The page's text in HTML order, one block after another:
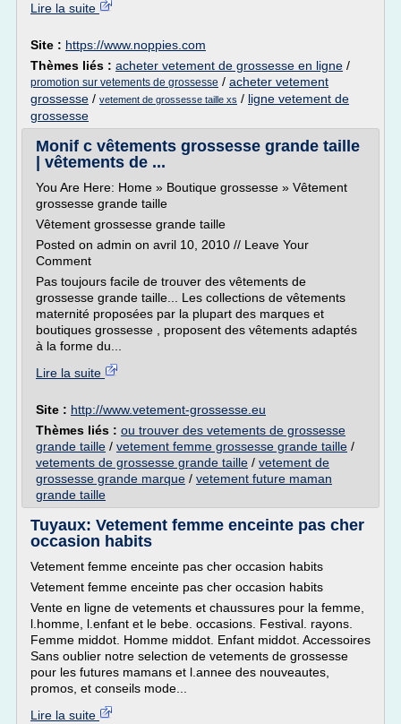
Lire la suite
Site : https://www.noppies.com
Thèmes liés : acheter vetement de grossesse en ligne /
promotion sur vetements de grossesse / acheter vetement
grossesse / vetement de grossesse taille xs / ligne vetement de
grossesse
Monif c vêtements grossesse grande taille
| vêtements de ...
You Are Here: Home » Boutique grossesse » Vêtement
grossesse grande taille
Vêtement grossesse grande taille
Posted on admin on avril 10, 2010 // Leave Your
Comment
Pas toujours facile de trouver des vêtements de
grossesse grande taille... Les collections de vêtements
maternité proposées par la plupart des marques et
boutiques grossesse , proposent des vêtements adaptés
à la forme du...
Lire la suite
Site : http://www.vetement-grossesse.eu
Thèmes liés : ou trouver des vetements de grossesse
grande taille / vetement femme grossesse grande taille /
vetements de grossesse grande taille / vetement de
grossesse grande marque / vetement future maman
grande taille
Tuyaux: Vetement femme enceinte pas cher
occasion habits
Vetement femme enceinte pas cher occasion habits
Vetement femme enceinte pas cher occasion habits
Vente en ligne de vetements et chaussures pour la femme,
l.homme, l.enfant et le bebe. occasions. Festival. rayons.
Femme middot. Homme middot. Enfant middot. Accessoires
Sans oublier notre selection de vetements de grossesse
pour les futures mamans et l.annee des nouveautes,
promos, et conseils mode...
Lire la suite